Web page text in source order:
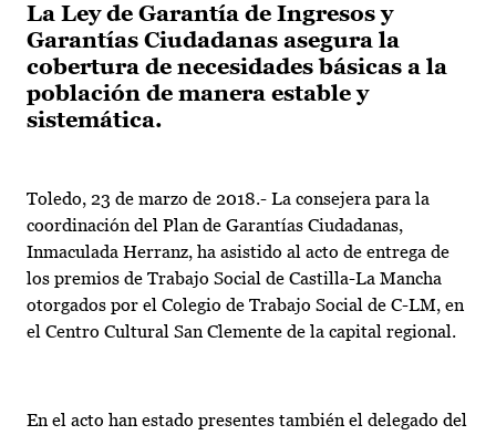
La Ley de Garantía de Ingresos y
Garantías Ciudadanas asegura la
cobertura de necesidades básicas a la
población de manera estable y
sistemática.
Toledo, 23 de marzo de 2018.- La consejera para la
coordinación del Plan de Garantías Ciudadanas,
Inmaculada Herranz, ha asistido al acto de entrega de
los premios de Trabajo Social de Castilla-La Mancha
otorgados por el Colegio de Trabajo Social de C-LM, en
el Centro Cultural San Clemente de la capital regional.
En el acto han estado presentes también el delegado del